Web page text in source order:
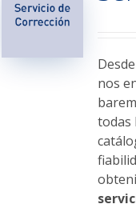
elegir
en
la
de
nos
todas